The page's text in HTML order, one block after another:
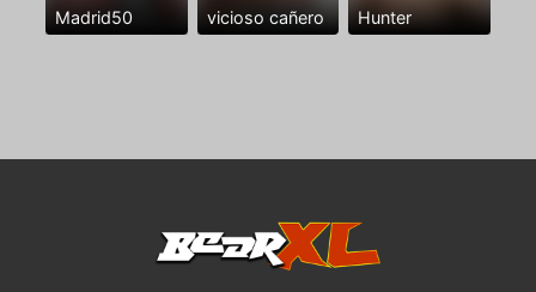
Madrid50 vicioso cañero Hunter